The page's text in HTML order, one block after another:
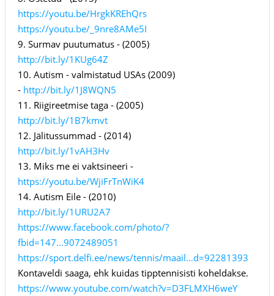
https://youtu.be/HrgkKREhQrs
https://youtu.be/_9nre8AMe5I
9. Surmav puutumatus - (2005)
http://bit.ly/1KUg64Z
10. Autism - valmistatud USAs (2009)
- http://bit.ly/1J8WQN5
11. Riigireetmise taga - (2005)
http://bit.ly/1B7kmvt
12. Jälitussummad - (2014)
http://bit.ly/1vAH3Hv
13. Miks me ei vaktsineeri -
https://youtu.be/WjiFrTnWiK4
14. Autism Eile - (2010)
http://bit.ly/1URU2A7
https://www.facebook.com/photo/?
fbid=147...9072489051
https://sport.delfi.ee/news/tennis/maail...d=92281393
Kontaveldi saaga, ehk kuidas tipptennisisti koheldakse.
https://www.youtube.com/watch?v=D3FLMXH6weY